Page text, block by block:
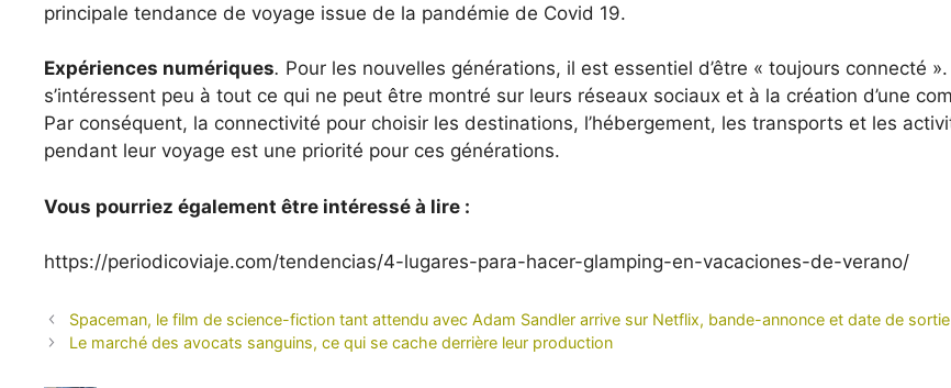
principale tendance de voyage issue de la pandémie de Covid 19.
Expériences numériques. Pour les nouvelles générations, il est essentiel d’être « toujours connecté ».
s’intéressent peu à tout ce qui ne peut être montré sur leurs réseaux sociaux et à la création d’une
Par conséquent, la connectivité pour choisir les destinations, l’hébergement, les transports et les
pendant leur voyage est une priorité pour ces générations.
Vous pourriez également être intéressé à lire :
https://periodicoviaje.com/tendencias/4-lugares-para-hacer-glamping-en-vacaciones-de-verano/
Spaceman, le film de science-fiction tant attendu avec Adam Sandler arrive sur Netflix, bande-annonce et date de sortie
Le marché des avocats sanguins, ce qui se cache derrière leur production